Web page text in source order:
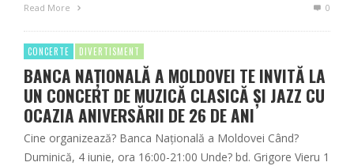
Read More 0
CONCERTE DIVERTISMENT
BANCA NAȚIONALĂ A MOLDOVEI TE INVITĂ LA
UN CONCERT DE MUZICĂ CLASICĂ ȘI JAZZ CU
OCAZIA ANIVERSĂRII DE 26 DE ANI
Cine organizează? Banca Națională a Moldovei Când?
Duminică, 4 iunie, ora 16:00-21:00 Unde? bd. Grigore Vieru 1